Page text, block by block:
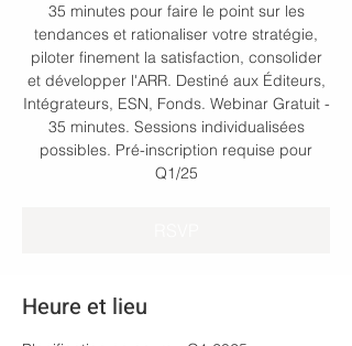
35 minutes pour faire le point sur les
tendances et rationaliser votre stratégie,
piloter finement la satisfaction, consolider
et développer l'ARR. Destiné aux Éditeurs,
Intégrateurs, ESN, Fonds. Webinar Gratuit -
35 minutes. Sessions individualisées
possibles. Pré-inscription requise pour
Q1/25
Heure et lieu